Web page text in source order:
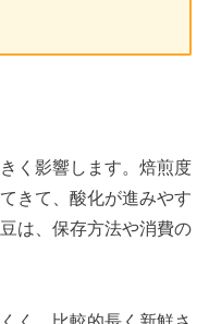
く影響します。焙煎度
きて、酸化が進みやす
は、保存方法や消費の